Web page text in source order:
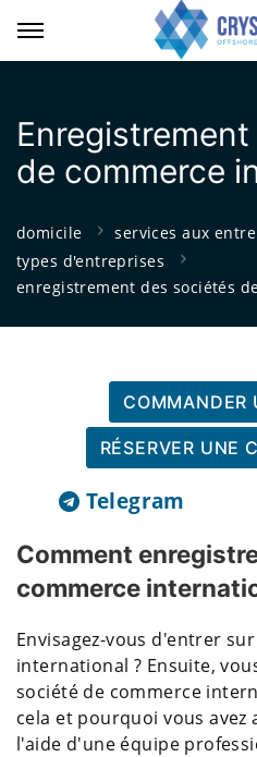
de commerce
domicile
services aux
types d'entreprises
enregistrement des sociétés
COMMANDER
RÉSERVER UNE
Telegram
Comment
commerce
Envisagez-vous d'entrer
international ? Ensuite,
société de commerce
cela et pourquoi vous
l'aide d'une équipe